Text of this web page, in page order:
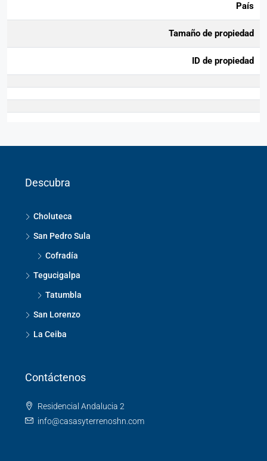
País
Tamaño de propiedad
ID de propiedad
Descubra
Choluteca
San Pedro Sula
Cofradía
Tegucigalpa
Tatumbla
San Lorenzo
La Ceiba
Contáctenos
Residencial Andalucia 2
info@casasyterrenoshn.com